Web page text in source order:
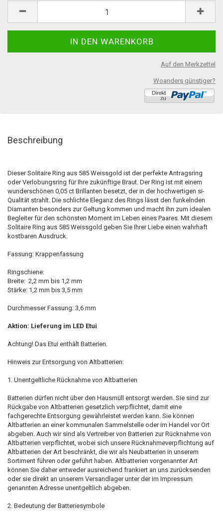
Auf den Merkzettel
Woanders günstiger?
Beschreibung
Dieser Solitaire Ring aus 585 Weissgold ist der perfekte Antragsring
oder Verlobungsring für Ihre zukünftige Braut. Der Ring ist mit einem
wunderschönen 0,05 ct Brillanten besetzt, der in der hochwertigen si-
Qualität strahlt. Die schlichte Eleganz des Rings lässt den funkelnden
Diamanten besonders zur Geltung kommen und macht ihn zum idealen
Begleiter für den schönsten Moment im Leben eines Paares. Mit diesem
Solitaire Ring aus 585 Weissgold geben Sie Ihrer Liebe einen wahrhaft
kostbaren Ausdruck.
Fassung: Krappenfassung
Ringschiene:
Breite: 2,2 mm bis 1,2 mm
Stärke: 1,2 mm bis 3,5 mm
Durchmesser Fassung: 3,6 mm
Aktion: Lieferung im LED Etui
Achtung! Das Etui enthält Batterien.
Hinweis zur Entsorgung von Altbatterien:
1. Unentgeltliche Rücknahme von Altbatterien
Batterien dürfen nicht über den Hausmüll entsorgt werden. Sie sind zur
Rückgabe von Altbatterien gesetzlich verpflichtet, damit eine
fachgerechte Entsorgung gewährleistet werden kann. Sie können
Altbatterien an einer kommunalen Sammelstelle oder im Handel vor Ort
abgeben. Auch wir sind als Vertreiber von Batterien zur Rücknahme von
Altbatterien verpflichtet, wobei sich unsere Rücknahmeverpflichtung auf
Altbatterien der Art beschränkt, die wir als Neubatterien in unserem
Sortiment führen oder geführt haben. Altbatterien vorgenannter Art
können Sie daher entweder ausreichend frankiert an uns zurücksenden
oder sie direkt an unserem Versandlager unter der im Impressum
genannten Adresse unentgeltlich abgeben.
2. Bedeutung der Batteriesymbole